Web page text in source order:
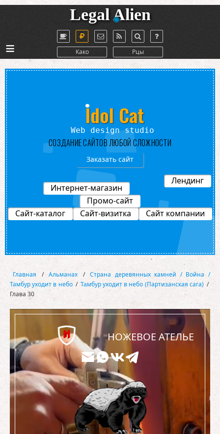
Legal Alien
Како Рцы
≡
Лендинг
Промо-сайт
Интернет-магазин
Idol Cat
esign studio
СОЗДАНИЕ САЙТОВ ЛЮБОЙ СЛОЖНОСТИ
Заказать сайт
Сайт-каталог Сайт-визитка Сайт компании
Главная / Альманах / Страна деревянных камней / Война /
Тамбур уходит в небо / Тамбур уходит в небо (Партизанская сага) /
Глава 30
НОЖЕВОЕ АТЕЛЬЕ